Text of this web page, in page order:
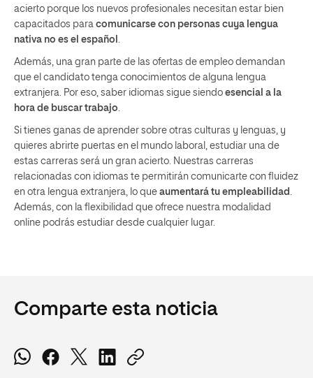
acierto porque los nuevos profesionales necesitan estar bien
capacitados para comunicarse con personas cuya lengua
nativa no es el español .
Además, una gran parte de las ofertas de empleo demandan
que el candidato tenga conocimientos de alguna lengua
extranjera. Por eso, saber idiomas sigue siendo esencial a la
hora de buscar trabajo.
Si tienes ganas de aprender sobre otras culturas y lenguas, y
quieres abrirte puertas en el mundo laboral, estudiar una de
estas carreras será un gran acierto. Nuestras carreras
relacionadas con idiomas te permitirán comunicarte con fluidez
en otra lengua extranjera, lo que aumentará tu empleabilidad .
Además, con la flexibilidad que ofrece nuestra modalidad
online podrás estudiar desde cualquier lugar.
Comparte esta noticia